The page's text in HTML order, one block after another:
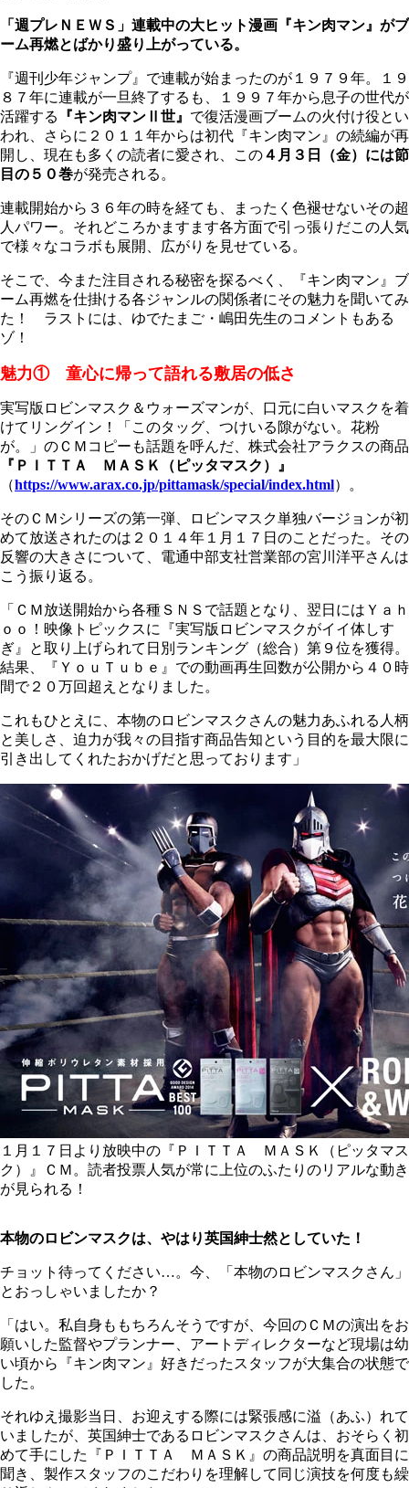
「週プレＮＥＷＳ」連載中の大ヒット漫画『キン肉マン』がブ
ーム再燃とばかり盛り上がっている。
『週刊少年ジャンプ』で連載が始まったのが１９７９年。１９
８７年に連載が一旦終了するも、１９９７年から息子の世代が
活躍する
『キン肉マンⅡ世』 で復活漫画ブームの火付け役とい
われ、さらに２０１１年からは初代『キン肉マン』の続編が再
開し、現在も多くの読者に愛され、この４月３日（金）には節
目の５０巻が発売される。
連載開始から３６年の時を経ても、まったく色褪せないその超
人パワー。それどころかますます各方面で引っ張りだこの人気
で様々なコラボも展開、広がりを見せている。
そこで、今また注目される秘密を探るべく、『キン肉マン』ブ
ーム再燃を仕掛ける各ジャンルの関係者にその魅力を聞いてみ
た！ ラストには、ゆでたまご・嶋田先生のコメントもある
ゾ！
魅力① 童心に帰って語れる敷居の低さ
実写版ロビンマスク＆ウォーズマンが、口元に白いマスクを着
けてリングイン！「このタッグ、つけいる隙がない。花粉
が。」のＣＭコピーも話題を呼んだ、株式会社アラクスの商品
『ＰＩＴＴＡ ＭＡＳＫ（ピッタマスク）』
（https://www.arax.co.jp/pittamask/special/index.html）。
そのＣＭシリーズの第一弾、ロビンマスク単独バージョンが初
めて放送されたのは２０１４年１月１７日のことだった。その
反響の大きさについて、電通中部支社営業部の宮川洋平さんは
こう振り返る。
「ＣＭ放送開始から各種ＳＮＳで話題となり、翌日にはＹａｈ
ｏｏ！映像トピックスに『実写版ロビンマスクがイイ体しす
ぎ』と取り上げられて日別ランキング（総合）第９位を獲得。
結果、『ＹｏｕＴｕｂｅ』での動画再生回数が公開から４０時
間で２０万回超えとなりました。
これもひとえに、本物のロビンマスクさんの魅力あふれる人柄
と美しさ、迫力が我々の目指す商品告知という目的を最大限に
引き出してくれたおかげだと思っております」
１月１７日より放映中の『ＰＩＴＴＡ ＭＡＳＫ（ピッタマス
ク）』ＣＭ。読者投票人気が常に上位のふたりのリアルな動き
が見られる！
本物のロビンマスクは、やはり英国紳士然としていた！
チョット待ってください…。今、「本物のロビンマスクさん」
とおっしゃいましたか？
「はい。私自身ももちろんそうですが、今回のＣＭの演出をお
願いした監督やプランナー、アートディレクターなど現場は幼
い頃から『キン肉マン』好きだったスタッフが大集合の状態で
した。
それゆえ撮影当日、お迎えする際には緊張感に溢（あふ）れて
いましたが、英国紳士であるロビンマスクさんは、おそらく初
めて手にした『ＰＩＴＴＡ ＭＡＳＫ』の商品説明を真面目に
聞き、製作スタッフのこだわりを理解して同じ演技を何度も繰